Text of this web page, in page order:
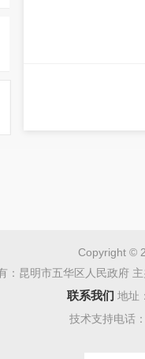
Copyright ©
：昆明市五华区人民政府
联系我们 地址
技术支持电话